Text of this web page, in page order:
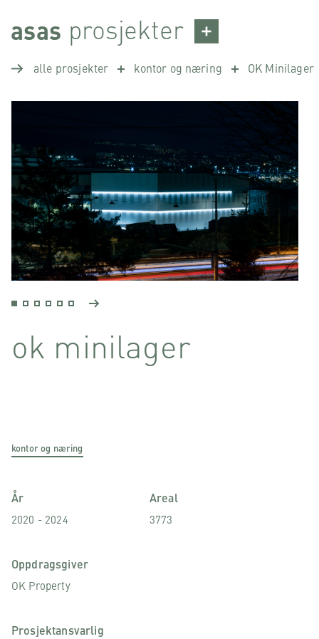
content
asas prosjekter
alle prosjekter kontor og næring OK Minilager
ok minilager
kontor og næring
År
2020 - 2024
Areal
3773
Oppdragsgiver
OK Property
Prosjektansvarlig